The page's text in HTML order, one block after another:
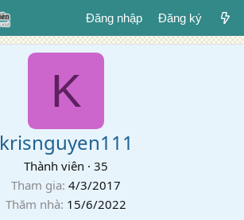
Đăng nhập Đăng ký
K
krisnguyen111
Thành viên · 35
Tham gia 4/3/2017
Thăm nhà 15/6/2022